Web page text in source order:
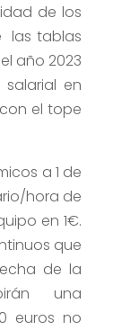
de los
las tablas
año 2023
en
el tope
a 1 de
hora de
en 1€.
que
de la
una
euros no